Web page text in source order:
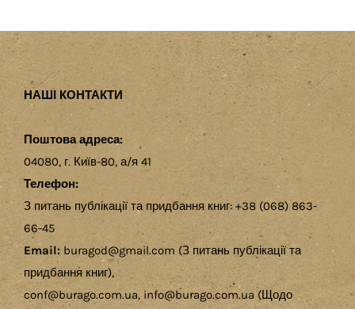
НАШІ КОНТАКТИ
Поштова адреса:
04080, г. Київ-80, а/я 41
Телефон:
З питань публікації та придбання книг: +38 (068) 863-
66-45
Email: buragod@gmail.com (З питань публікації та
придбання книг),
conf@burago.com.ua, info@burago.com.ua (Щодо